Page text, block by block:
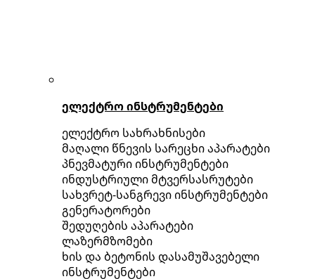
ელექტრო ინსტრუმენტები
ელექტრო სახრახნისები
მაღალი წნევის სარეცხი აპარატები
პნევმატური ინსტრუმენტები
ინდუსტრიული მტვერსასრუტები
სახვრეტ-სანგრევი ინსტრუმენტები
გენერატორები
შედუღების აპარატები
ლაზერმზომები
ხის და ბეტონის დასამუშავებელი
ინსტრუმენტები